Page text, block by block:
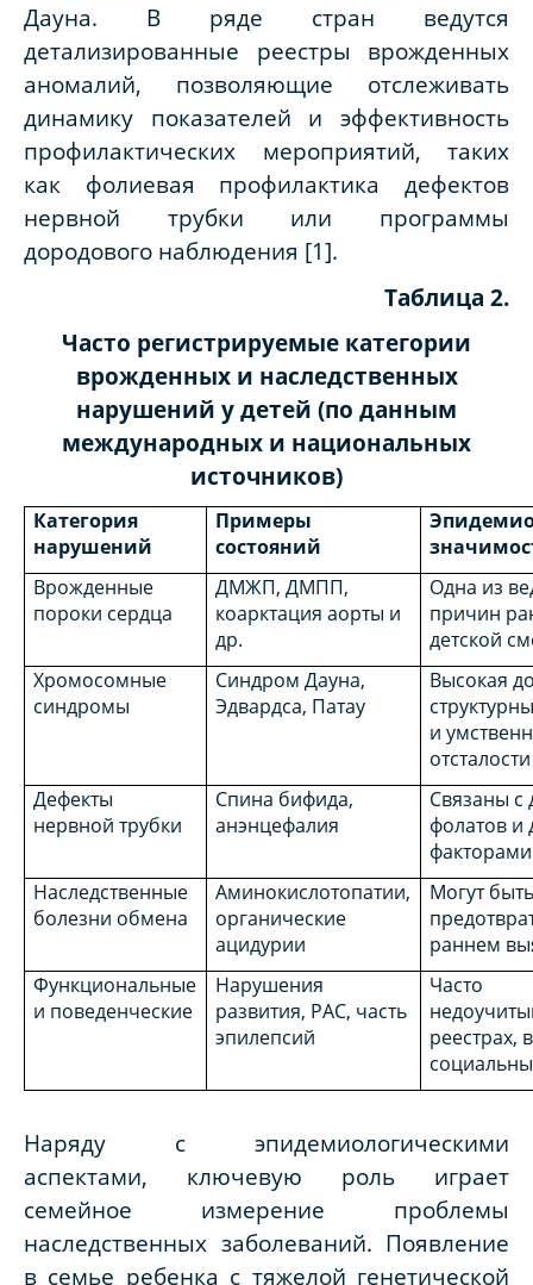
Дауна. В ряде стран ведутся
детализированные реестры врожденных
аномалий, позволяющие отслеживать
динамику показателей и эффективность
профилактических мероприятий, таких
как фолиевая профилактика дефектов
нервной трубки или программы
дородового наблюдения [1].
Таблица 2.
Часто регистрируемые категории
врожденных и наследственных
нарушений у детей (по данным
международных и национальных
источников)
Категория
нарушений
Примеры
состояний
Врожденные
пороки сердца
ДМЖП, ДМПП,
коарктация аорты и
др.
Одна из
причин
детской
Хромосомные
синдромы
Синдром Дауна,
Эдвардса, Патау
Высокая
и
отсталости
Дефекты
нервной трубки
Спина бифида,
анэнцефалия
Связаны с
фолатов и
факторами
Наследственные
болезни обмена
Аминокислотопатии,
органические
ацидурии
Могут
раннем
Функциональные
и поведенческие
Нарушения
развития, РАС, часть
эпилепсий
Часто
реестрах,
Наряду с эпидемиологическими
аспектами, ключевую роль играет
семейное измерение проблемы
наследственных заболеваний. Появление
в семье ребенка с тяжелой генетической